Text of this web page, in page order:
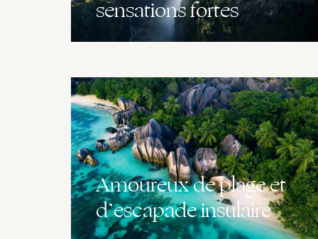
sensations fortes
Amoureux de plage et
d’escapade insulaire